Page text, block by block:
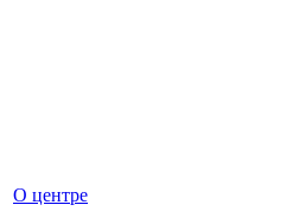
О центре